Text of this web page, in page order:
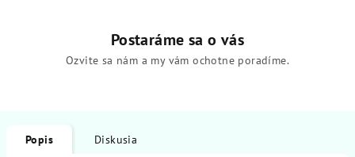
Postaráme sa o vás
Ozvite sa nám a my vám ochotne poradíme.
Popis Diskusia